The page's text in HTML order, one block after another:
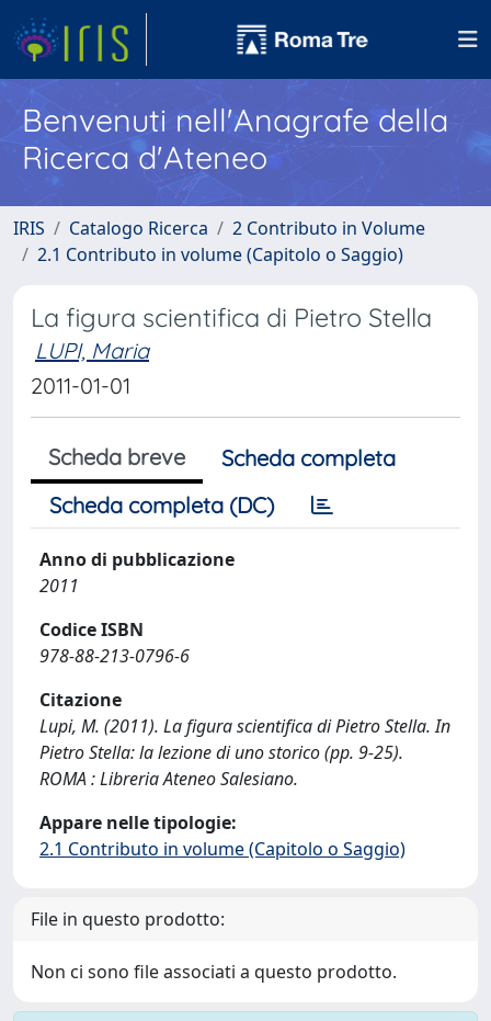
Benvenuti nell'Anagrafe della
Ricerca d'Ateneo
IRIS Catalogo Ricerca
2 Contributo in Volume
2.1 Contributo in volume (Capitolo o Saggio)
La figura scientifica di Pietro Stella
LUPI, Maria
2011-01-01
Scheda breve
Scheda completa
Scheda completa (DC)
Anno di pubblicazione
2011
Codice ISBN
978-88-213-0796-6
Citazione
Lupi, M. (2011). La figura scientifica di Pietro Stella. In
Pietro Stella: la lezione di uno storico (pp. 9-25).
ROMA : Libreria Ateneo Salesiano.
Appare nelle tipologie:
2.1 Contributo in volume (Capitolo o Saggio)
File in questo prodotto:
Non ci sono file associati a questo prodotto.